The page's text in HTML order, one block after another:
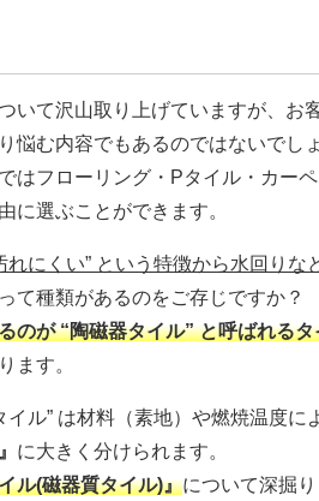
いて沢山取り上げていますが、お
悩む内容でもあるのではないでし
はフローリング・Pタイル・カー
に選ぶことができます。
にくい” という特徴から水回りな
て種類があるのをご存じですか？
のが “陶磁器タイル” と呼ばれる
ます。
ル” は材料（素地）や燃焼温度に
に大きく分けられます。
ル(磁器質タイル)』について深掘